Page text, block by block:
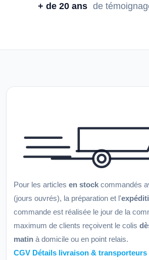
+ de 20 ans de
Pour les articles en stock commandés
(jours ouvrés), la préparation et l'
commande est réalisée le jour de la
maximum de clients reçoivent le colis
matin à domicile ou en point relais.
CGV Détails livraison &